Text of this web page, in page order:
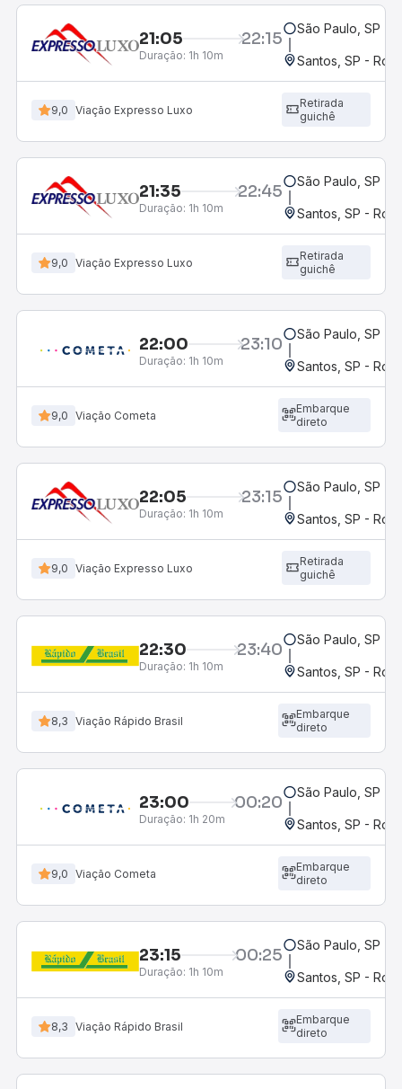
21:05 22:15
Duração: 1h 10m
São Paulo, SP -
Santos, SP -
9,0 Viação Expresso Luxo
Retirada
guichê
21:35 22:45
Duração: 1h 10m
São Paulo, SP -
Santos, SP -
9,0 Viação Expresso Luxo
Retirada
guichê
22:00 23:10
Duração: 1h 10m
São Paulo, SP -
Santos, SP -
9,0 Viação Cometa
Embarque
direto
22:05 23:15
Duração: 1h 10m
São Paulo, SP -
Santos, SP -
9,0 Viação Expresso Luxo
Retirada
guichê
22:30 23:40
Duração: 1h 10m
São Paulo, SP -
Santos, SP -
8,3 Viação Rápido Brasil
Embarque
direto
23:00 00:20
Duração: 1h 20m
São Paulo, SP -
Santos, SP -
9,0 Viação Cometa
Embarque
direto
23:15 00:25
Duração: 1h 10m
São Paulo, SP -
Santos, SP -
8,3 Viação Rápido Brasil
Embarque
direto